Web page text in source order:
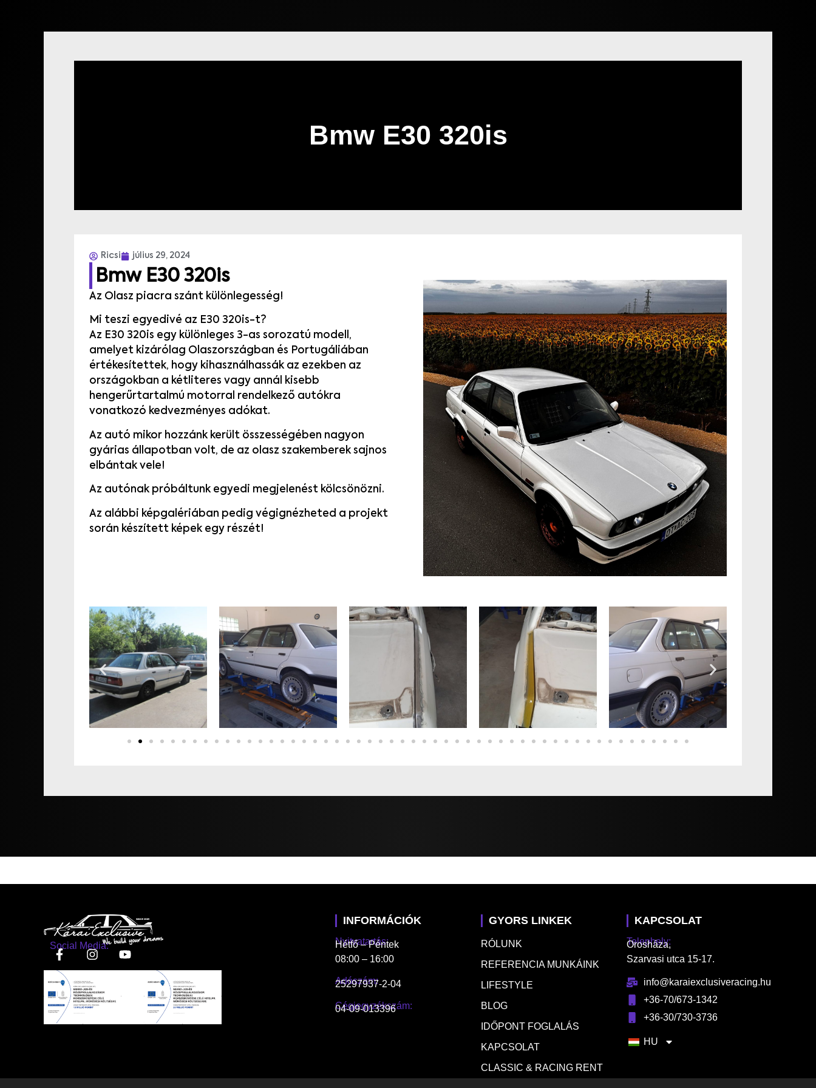
Bmw E30 320is
Ricsi július 29, 2024
Bmw E30 320is
Az Olasz piacra szánt különlegesség!
Mi teszi egyedivé az E30 320is-t?
Az E30 320is egy különleges 3-as sorozatú modell,
amelyet kizárólag Olaszországban és Portugáliában
értékesítettek, hogy kihasználhassák az ezekben az
országokban a kétliteres vagy annál kisebb
hengerűrtartalmú motorral rendelkező autókra
vonatkozó kedvezményes adókat.
Az autó mikor hozzánk került összességében nagyon
gyárias állapotban volt, de az olasz szakemberek sajnos
elbántak vele!
Az autónak próbáltunk egyedi megjelenést kölcsönözni.
Az alábbi képgalériában pedig végignézheted a projekt
során készített képek egy részét!
Social Media:
INFORMÁCIÓK
Nyitvatartás:
Hétfő – Péntek
08:00 – 16:00
Adószám:
25297937-2-04
Cégjegyzékszám:
04-09-013396
GYORS LINKEK
RÓLUNK
REFERENCIA MUNKÁINK
LIFESTYLE
BLOG
IDŐPONT FOGLALÁS
KAPCSOLAT
CLASSIC & RACING RENT
KAPCSOLAT
Telephely:
Orosháza,
Szarvasi utca 15-17.
info@karaiexclusiveracing.hu
+36-70/673-1342
+36-30/730-3736
HU